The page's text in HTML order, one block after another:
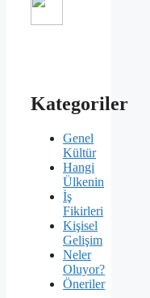
Kategoriler
Genel
Kültür
Hangi
Ülkenin
İş
Fikirleri
Kişisel
Gelişim
Neler
Oluyor?
Öneriler